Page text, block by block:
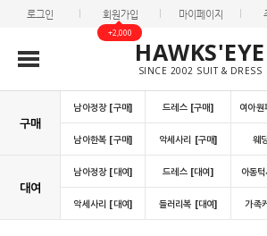
로그인 회원가입
+2,000
마이페이지
HAWKS'EYE
SINCE 2002 SUIT & DRESS
구매
남아정장 [구매] 드레스 [구매] 여아
남아한복 [구매] 악세사리 [구매] 웨
대여
남아정장 [대여] 드레스 [대여] 아동
악세사리 [대여] 들러리복 [대여] 가족